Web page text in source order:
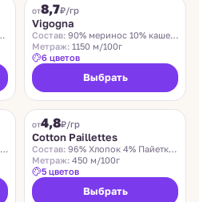
от8,7₽/гр
Vigogna
Состав: 90% меринос 10% кашемир
Метраж: 1150 м/100г
6 цветов
Выбрать
от4,8₽/гр
Cotton Paillettes
Состав: 96% Хлопок 4% Пайетки Полиэстер
Метраж: 450 м/100г
5 цветов
Выбрать